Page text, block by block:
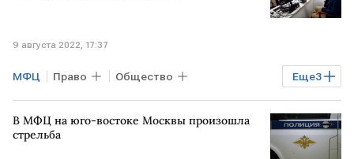
9 августа 2022, 17:37
Еще3
МФЦ Право Общество
Экономика Минцифры биометрия
россияне
В МФЦ на юго-востоке Москвы произошла
стрельба